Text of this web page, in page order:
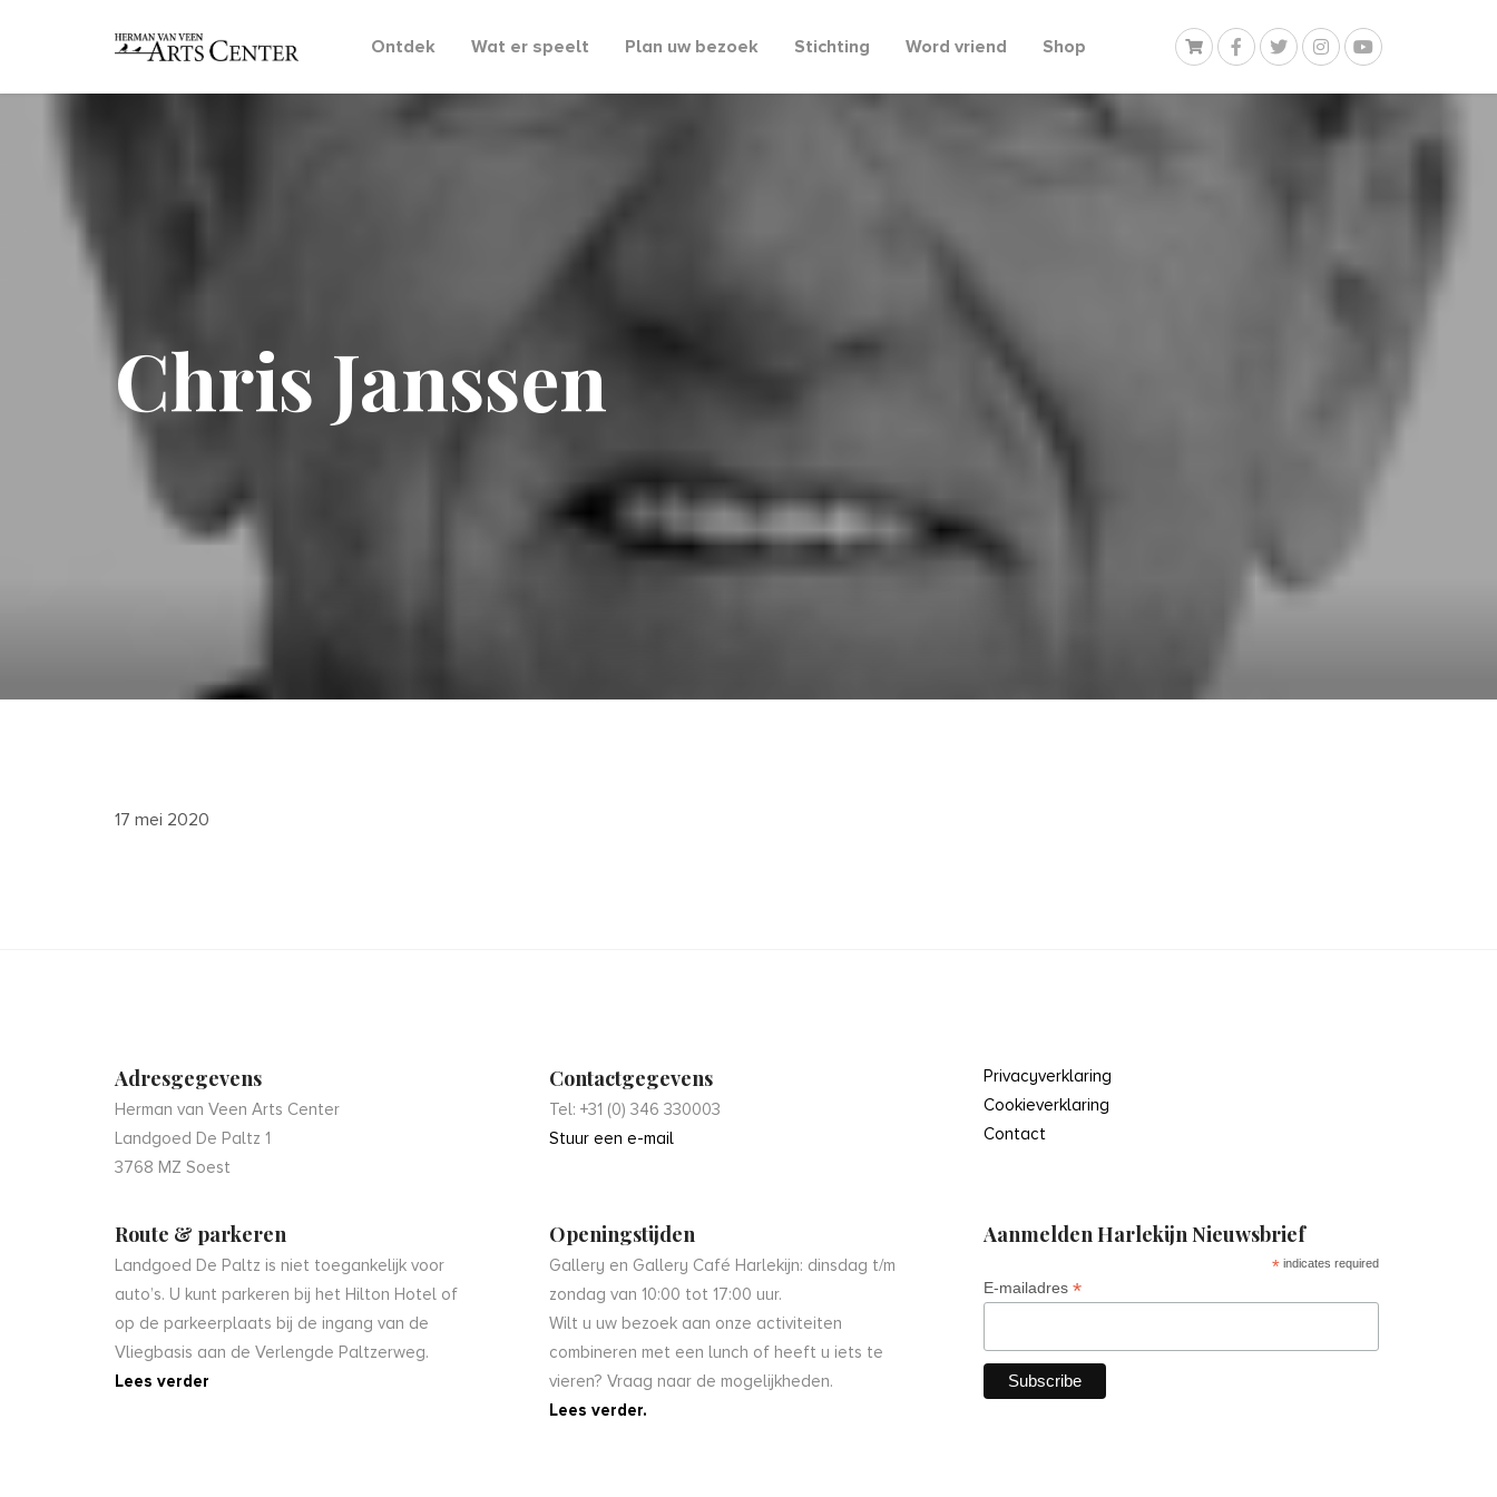
Ontdek Wat er speelt Plan uw bezoek Stichting Word vriend Shop
Chris Janssen
17 mei 2020
Adresgegevens
Herman van Veen Arts Center
Landgoed De Paltz 1
3768 MZ Soest
Route & parkeren
Landgoed De Paltz is niet toegankelijk voor
auto’s. U kunt parkeren bij het Hilton Hotel of
op de parkeerplaats bij de ingang van de
Vliegbasis aan de Verlengde Paltzerweg.
Lees verder
Contactgegevens
Tel: +31 (0) 346 330003
Stuur een e-mail
Openingstijden
Gallery en Gallery Café Harlekijn: dinsdag t/m
zondag van 10:00 tot 17:00 uur.
Wilt u uw bezoek aan onze activiteiten
combineren met een lunch of heeft u iets te
vieren? Vraag naar de mogelijkheden.
Lees verder.
Privacyverklaring
Cookieverklaring
Contact
Aanmelden Harlekijn Nieuwsbrief
* indicates required
E-mailadres *